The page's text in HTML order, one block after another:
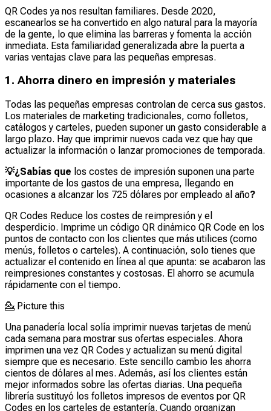
QR Codes ya nos resultan familiares. Desde 2020,
escanearlos se ha convertido en algo natural para la mayoría
de la gente, lo que elimina las barreras y fomenta la acción
inmediata. Esta familiaridad generalizada abre la puerta a
varias ventajas clave para las pequeñas empresas.
1. Ahorra dinero en impresión y materiales
Todas las pequeñas empresas controlan de cerca sus gastos.
Los materiales de marketing tradicionales, como folletos,
catálogos y carteles, pueden suponer un gasto considerable a
largo plazo. Hay que imprimir nuevos cada vez que hay que
actualizar la información o lanzar promociones de temporada.
💡¿Sabías que los costes de impresión suponen una parte
importante de los gastos de una empresa, llegando en
ocasiones a alcanzar los 725 dólares por empleado al año?
QR Codes Reduce los costes de reimpresión y el
desperdicio. Imprime un código QR dinámico QR Code en los
puntos de contacto con los clientes que más utilices (como
menús, folletos o carteles). A continuación, solo tienes que
actualizar el contenido en línea al que apunta: se acabaron las
reimpresiones constantes y costosas. El ahorro se acumula
rápidamente con el tiempo.
💁 Picture this
Una panadería local solía imprimir nuevas tarjetas de menú
cada semana para mostrar sus ofertas especiales. Ahora
imprimen una vez QR Codes y actualizan su menú digital
siempre que es necesario. Este sencillo cambio les ahorra
cientos de dólares al mes. Además, así los clientes están
mejor informados sobre las ofertas diarias. Una pequeña
librería sustituyó los folletos impresos de eventos por QR
Codes en los carteles de estantería. Cuando organizan